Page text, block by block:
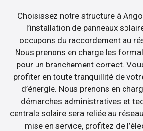
Choisissez notre structure à
l’installation de panneaux
occupons du raccordement au
Nous prenons en charge les
pour un branchement correct.
profiter en toute tranquillité de
d’énergie. Nous prenons en
démarches administratives et
centrale solaire sera reliée au
mise en service, profitez de